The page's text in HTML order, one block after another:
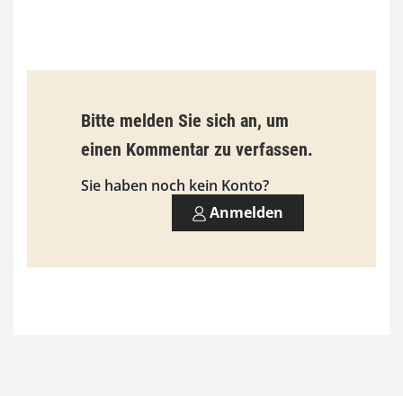
9
3
0
0
Bitte melden Sie sich an, um
einen Kommentar zu verfassen.
Sie haben noch kein Konto?
Anmelden